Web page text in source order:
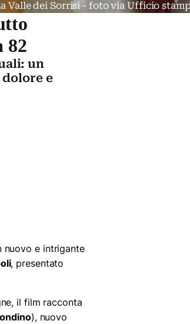
Valle dei Sorrisi - foto via Ufficio
82
un
e
nuovo e intrigante
, presentato
il film racconta
), nuovo